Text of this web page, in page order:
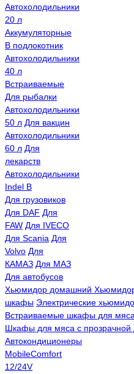
Автохолодильники
20 л
Аккумуляторные
В подлокотник
Автохолодильники
40 л
Встраиваемые
Для рыбалки
Автохолодильники
50 л Для вакцин
Автохолодильники
60 л Для
лекарств
Автохолодильники
Indel B
Для грузовиков
Для DAF Для
FAW Для IVECO
Для Scania Для
Volvo Для
КАМАЗ Для МАЗ
Для автобусов
Хьюмидор домашний
шкафы Электрические
Встраиваемые шкафы для
Шкафы для мяса с прозрачной
Автокондиционеры
MobileComfort
12/24V